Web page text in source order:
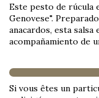
Este pesto de rúcula
Genovese".
anacardos, esta
acompañamiento de
Si vous êtes un